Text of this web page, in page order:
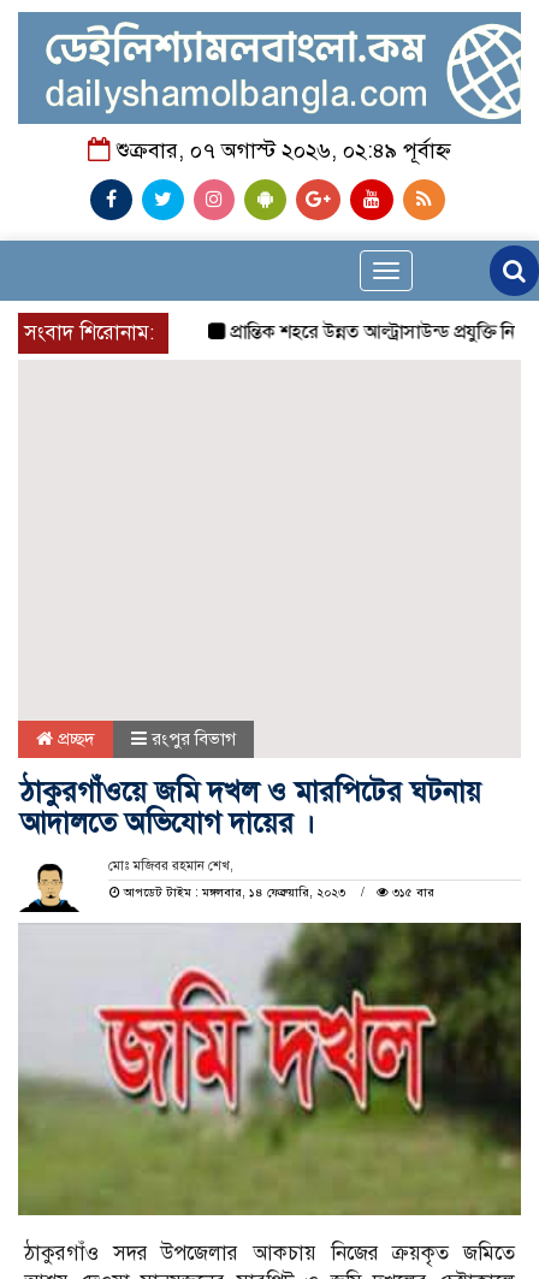
শুক্রবার, ০৭ অগাস্ট ২০২৬, ০২:৪৯ পূর্বাহ্ন
Toggle
navigation
সংবাদ শিরোনাম:
প্রান্তিক শহরে উন্নত আল্ট্রাসাউন্ড প্রযুক্তি নিয়ে
প্রচ্ছদ রংপুর বিভাগ
ঠাকুরগাঁওয়ে জমি দখল ও মারপিটের ঘটনায়
আদালতে অভিযোগ দায়ের ।
মোঃ মজিবর রহমান শেখ,
আপডেট টাইম : মঙ্গলবার, ১৪ ফেব্রুয়ারি, ২০২৩
৩১৫ বার
ঠাকুরগাঁও সদর উপজেলার আকচায় নিজের ক্রয়কৃত জমিতে